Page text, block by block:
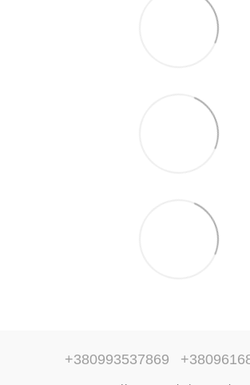
+380993537869